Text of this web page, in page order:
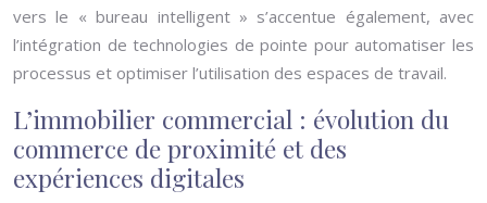
vers le « bureau intelligent » s’accentue également, avec
l’intégration de technologies de pointe pour automatiser les
processus et optimiser l’utilisation des espaces de travail.
L’immobilier commercial : évolution du
commerce de proximité et des
expériences digitales